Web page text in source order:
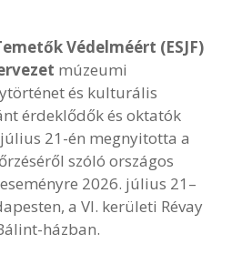
Védelméért (ESJF)
múzeumi
és kulturális
érdeklődők és oktatók
21-én megnyitotta a
szóló országos
2026. július 21–
a VI. kerületi Révay
házban.